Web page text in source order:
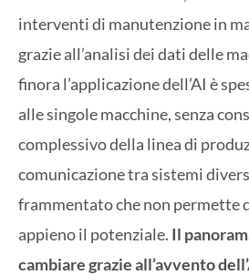
interventi di manutenzione in
grazie all’analisi dei dati delle
finora l’applicazione dell’AI è
alle singole macchine, senza
complessivo della linea di
comunicazione tra sistemi
frammentato che non permette
appieno il potenziale. Il
cambiare grazie all’avvento